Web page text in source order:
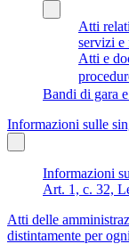
Atti
servizi e
Atti e
Bandi di gara
Informazioni sulle
Informazioni
Art. 1, c. 32,
Atti delle
distintamente per